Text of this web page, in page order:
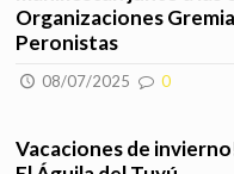
Organizaciones
Peronistas
08/07/2025 0
Vacaciones de